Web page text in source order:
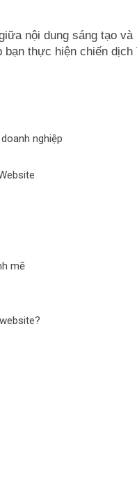
nội dung sáng tạo
thực hiện chiến
nghiệp
mẽ